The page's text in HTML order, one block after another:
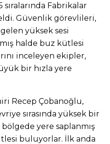
sıralarında Fabrikalar
Güvenlik görevlileri,
yüksek sesi
halde buz kütlesi
inceleyen ekipler,
bir hızla yere
Recep Çobanoğlu,
sırasında yüksek bir
yere saplanmış
buluyorlar. İlk anda